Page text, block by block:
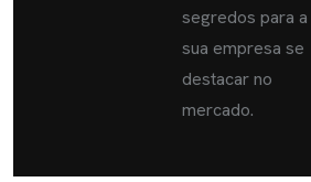
segredos para a
sua empresa se
destacar no
mercado.